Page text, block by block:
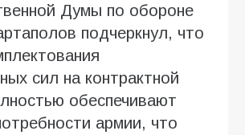
Думы по обороне
подчеркнул, что
сил на контрактной
обеспечивают
армии, что